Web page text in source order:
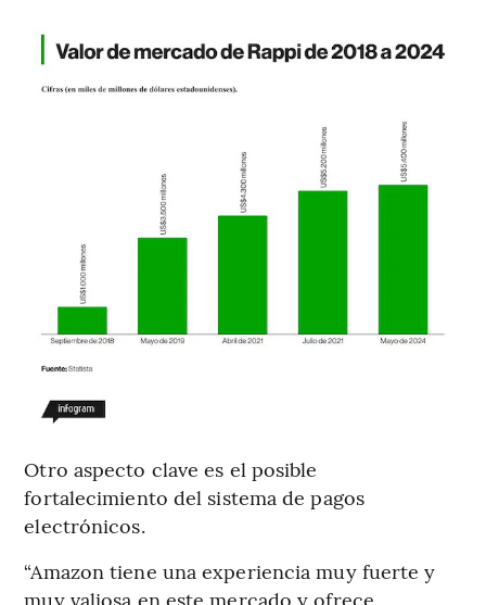
Otro aspecto clave es el posible
fortalecimiento del sistema de pagos
electrónicos.
“Amazon tiene una experiencia muy fuerte y
muy valiosa en este mercado y ofrece